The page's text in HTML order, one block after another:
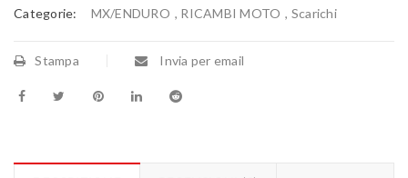
Categorie: MX/ENDURO , RICAMBI MOTO , Scarichi
Stampa Invia per email